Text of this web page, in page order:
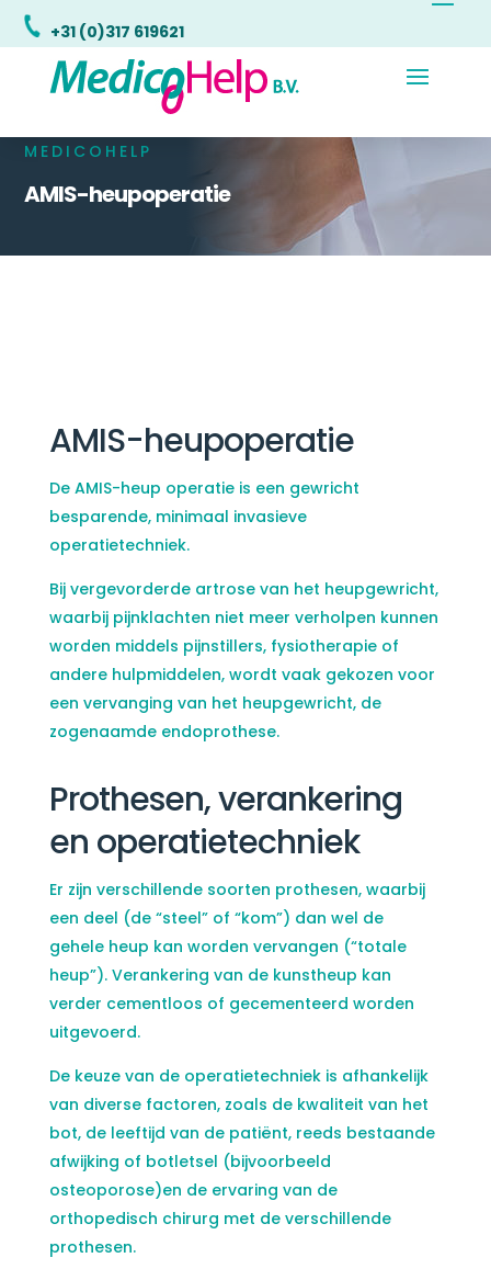
+31 (0)317 619621
MEDICOHELP
AMIS-heupoperatie
AMIS-heupoperatie
De AMIS-heup operatie is een gewricht
besparende, minimaal invasieve
operatietechniek.
Bij vergevorderde artrose van het heupgewricht,
waarbij pijnklachten niet meer verholpen kunnen
worden middels pijnstillers, fysiotherapie of
andere hulpmiddelen, wordt vaak gekozen voor
een vervanging van het heupgewricht, de
zogenaamde endoprothese.
Prothesen, verankering
en operatietechniek
Er zijn verschillende soorten prothesen, waarbij
een deel (de “steel” of “kom”) dan wel de
gehele heup kan worden vervangen (“totale
heup”). Verankering van de kunstheup kan
verder cementloos of gecementeerd worden
uitgevoerd.
De keuze van de operatietechniek is afhankelijk
van diverse factoren, zoals de kwaliteit van het
bot, de leeftijd van de patiënt, reeds bestaande
afwijking of botletsel (bijvoorbeeld
osteoporose)en de ervaring van de
orthopedisch chirurg met de verschillende
prothesen.